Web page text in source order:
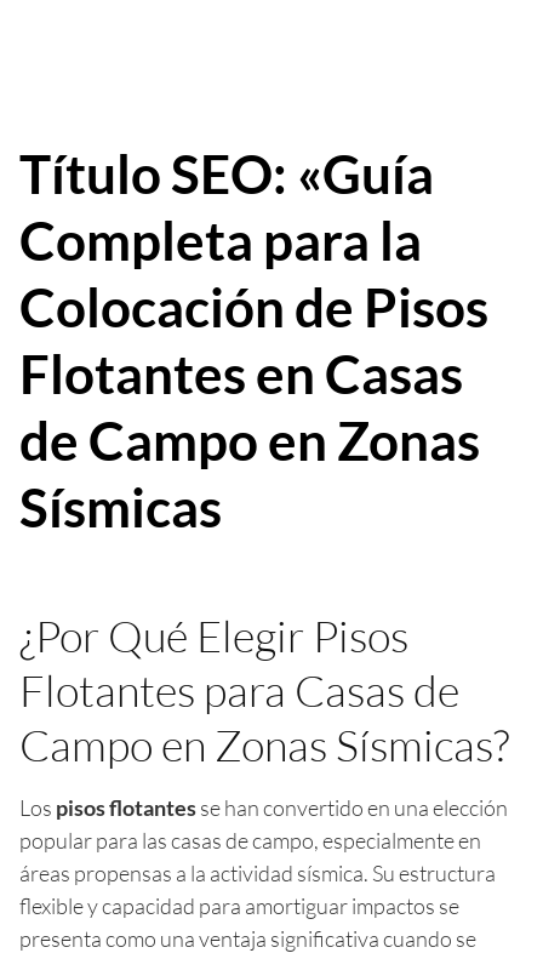
Título SEO: «Guía
Completa para la
Colocación de Pisos
Flotantes en Casas
de Campo en Zonas
Sísmicas
¿Por Qué Elegir Pisos
Flotantes para Casas de
Campo en Zonas Sísmicas?
Los pisos flotantesse han convertido en una elección
popular para las casas de campo, especialmente en
áreas propensas a la actividad sísmica. Su estructura
flexible y capacidad para amortiguar impactos se
presenta como una ventaja significativa cuando se